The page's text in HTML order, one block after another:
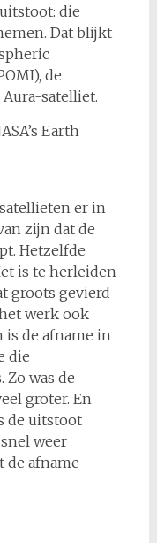
die
Dat blijkt
de
Aura-satelliet.
Earth
er in
zijn dat de
Hetzelfde
is te herleiden
groots gevierd
werk ook
is de afname in
die
was de
groter. En
de uitstoot
weer
de afname